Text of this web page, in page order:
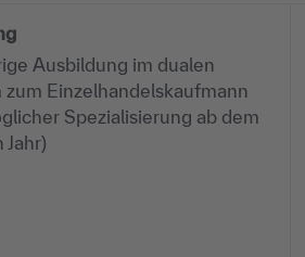
Ausbildung im dualen
zum Einzelhandelskaufmann
Spezialisierung ab dem
Jahr)